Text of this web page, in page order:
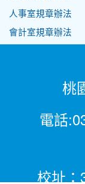
人事室規章辦法
會計室規章辦法
桃
電話
校址：